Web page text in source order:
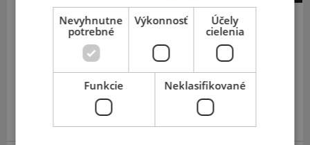
Barum
Vanis 3
215 R15 109/107S C
Nevyhnutne
potrebné
Výkonnosť
Účely
cielenia
Funkcie Neklasifikované